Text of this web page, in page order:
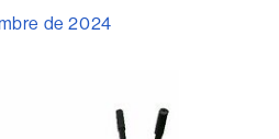
de 2024